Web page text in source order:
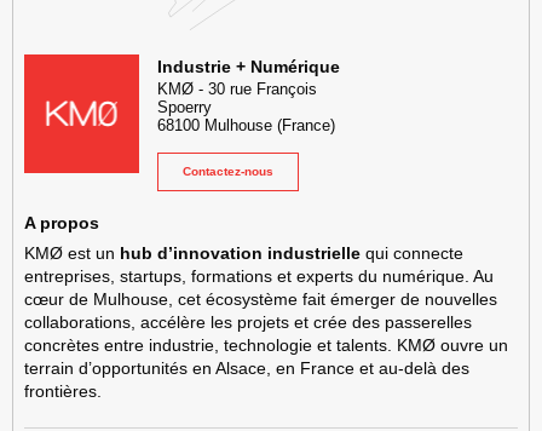
KMØ Hub d’innovation industrielle et lieu événementiel au cœur
Industrie + Numérique
KMØ- 30 rue François
Spoerry
68100 Mulhouse (France)
Contactez-nous
A propos
KMØ est un hub d’innovation industrielle qui connecte
entreprises, startups, formations et experts du numérique. Au
cœur de Mulhouse, cet écosystème fait émerger de nouvelles
collaborations, accélère les projets et crée des passerelles
concrètes entre industrie, technologie et talents. KMØ ouvre un
terrain d’opportunités en Alsace, en France et au-delà des
frontières.